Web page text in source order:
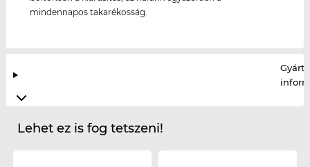
mindennapos takarékosság.
Lehet ez is fog tetszeni!